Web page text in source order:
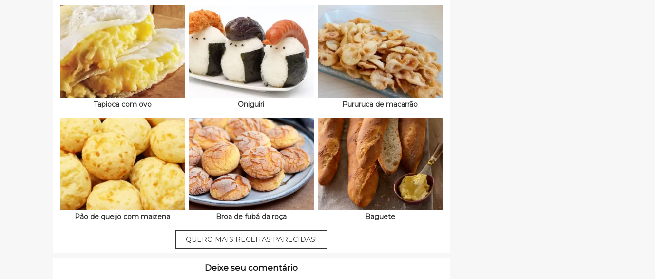
Tapioca com ovo Oniguiri Pururuca de macarrão
Pão de queijo com maizena Broa de fubá da roça Baguete
QUERO MAIS RECEITAS PARECIDAS!
Deixe seu comentário